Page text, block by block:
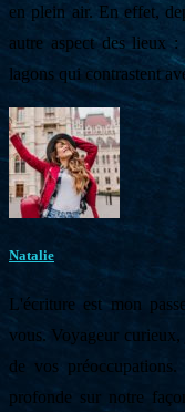
en plein air. En effet,
autre aspect des lieux :
lagons qui contrastent
Natalie
L'écriture est mon
vous. Voyageur curieux,
de vos
profonde sur notre